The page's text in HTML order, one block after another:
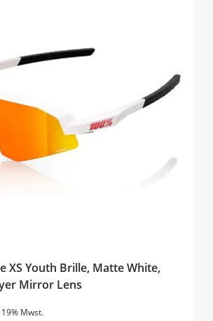
XS Youth Brille, Matte White,
Mirror Lens
Mwst.